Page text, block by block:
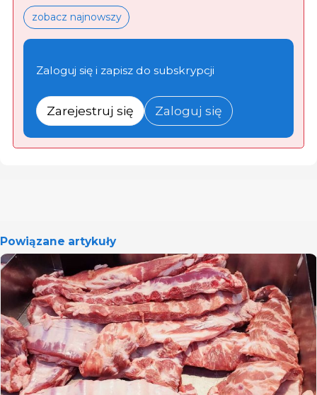
zobacz najnowszy
Zaloguj się i zapisz do subskrypcji
Zarejestruj się Zaloguj się
Powiązane artykuły